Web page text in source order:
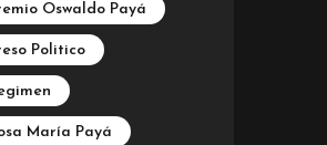
Oswaldo Payá
Politico
María Payá